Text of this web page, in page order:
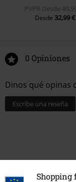
PVPR Desde
Desde 32,99 €
0 Opiniones
Dinos qué opinas
Escribe una reseña